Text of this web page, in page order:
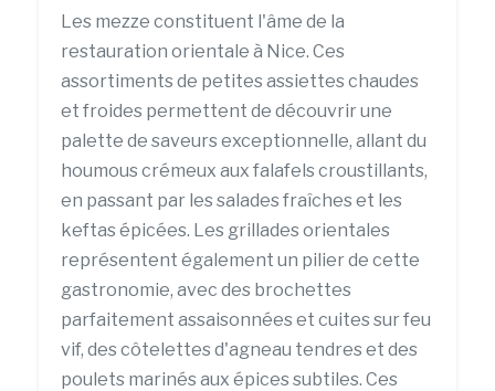
Les mezze constituent l'âme de la
restauration orientale à Nice. Ces
assortiments de petites assiettes chaudes
et froides permettent de découvrir une
palette de saveurs exceptionnelle, allant du
houmous crémeux aux falafels croustillants,
en passant par les salades fraîches et les
keftas épicées. Les grillades orientales
représentent également un pilier de cette
gastronomie, avec des brochettes
parfaitement assaisonnées et cuites sur feu
vif, des côtelettes d'agneau tendres et des
poulets marinés aux épices subtiles. Ces